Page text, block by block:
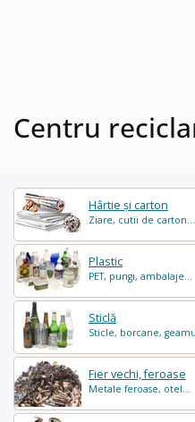
Centru
Hârtie și carton
Ziare, cutii de carton...
Plastic
PET, pungi, ambalaje...
Sticlă
Sticle, borcane,
Fier vechi, feroase
Metale feroase, otel...